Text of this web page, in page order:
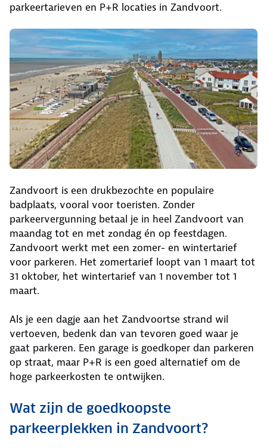
parkeertarieven en P+R locaties in Zandvoort.
Zandvoort is een drukbezochte en populaire
badplaats, vooral voor toeristen. Zonder
parkeervergunning betaal je in heel Zandvoort van
maandag tot en met zondag én op feestdagen.
Zandvoort werkt met een zomer- en wintertarief
voor parkeren. Het zomertarief loopt van 1 maart tot
31 oktober, het wintertarief van 1 november tot 1
maart.
Als je een dagje aan het Zandvoortse strand wil
vertoeven, bedenk dan van tevoren goed waar je
gaat parkeren. Een garage is goedkoper dan parkeren
op straat, maar P+R is een goed alternatief om de
hoge parkeerkosten te ontwijken.
Wat zijn de goedkoopste
parkeerplekken in Zandvoort?